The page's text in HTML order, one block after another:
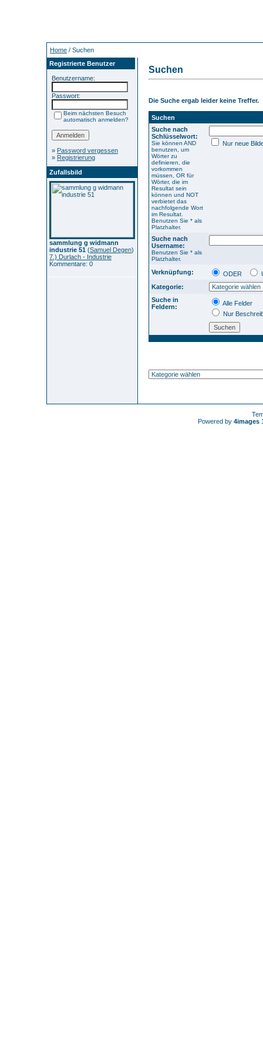
Home / Suchen
Registrierte Benutzer
Benutzername:
Passwort:
Beim nächsten Besuch
automatisch anmelden?
» Password vergessen
» Registrierung
Zufallsbild
sammlung g widmann
industrie 51 (Samuel Degen)
7.) Durlach - Industrie
Kommentare: 0
Suchen
Die Suche ergab leider keine Treffer.
Suchen
Suche nach
Schlüsselwort:
Sie können AND
benutzen, um
Wörter zu
definieren, die
vorkommen
müssen, OR für
Wörter, die im
Resultat sein
können und NOT
verbietet das
nachfolgende Wort
im Resultat.
Benutzen Sie * als
Platzhalter.
Nur neue
Suche nach
Username:
Benutzen Sie * als
Platzhalter.
Verknüpfung: ODER
Kategorie:
Suche in
Feldern:
Alle Felder
Nur
Powered by 4images